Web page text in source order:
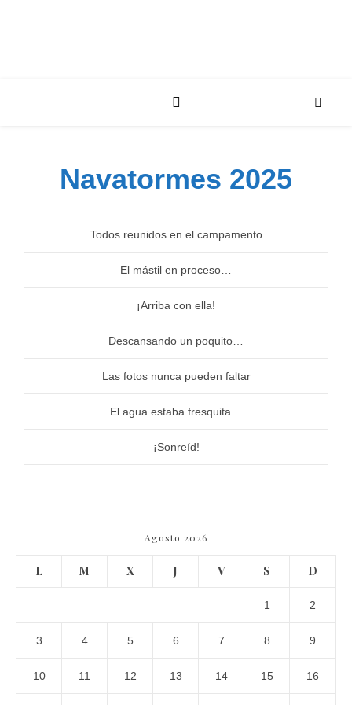
Navatormes 2025
Todos reunidos en el campamento
El mástil en proceso…
¡Arriba con ella!
Descansando un poquito…
Las fotos nunca pueden faltar
El agua estaba fresquita…
¡Sonreíd!
Agosto 2026
L M X J V S D
1 2
3 4 5 6 7 8 9
10 11 12 13 14 15 16